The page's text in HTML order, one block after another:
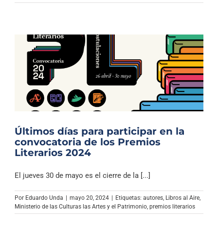
Últimos días para participar en la
convocatoria de los Premios
Literarios 2024
El jueves 30 de mayo es el cierre de la [...]
Por Eduardo Unda mayo 20, 2024 Etiquetas: autores, Libros al Aire,
Ministerio de las Culturas las Artes y el Patrimonio, premios literarios